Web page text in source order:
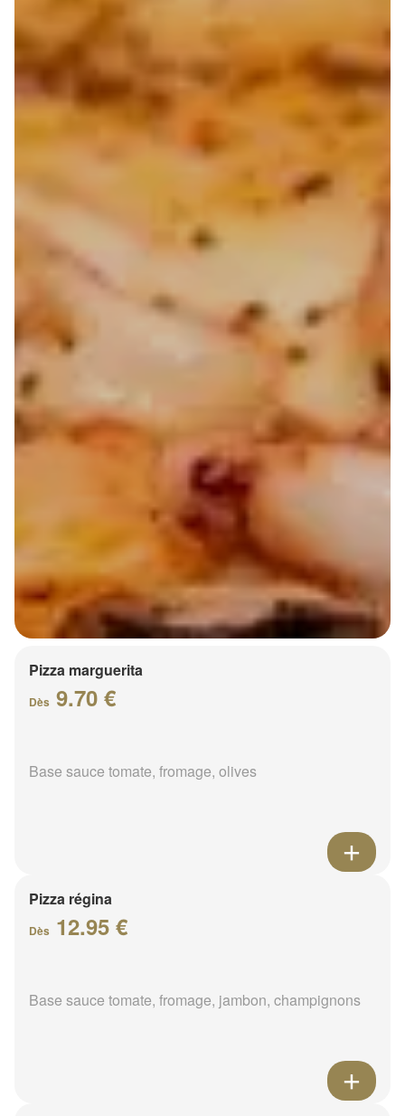
Pizza marguerita
Dès 9.70 €
Base sauce tomate, fromage, olives
Pizza régina
Dès 12.95 €
Base sauce tomate, fromage, jambon, champignons